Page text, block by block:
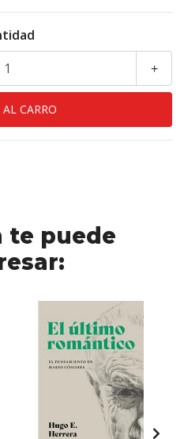
+
te puede